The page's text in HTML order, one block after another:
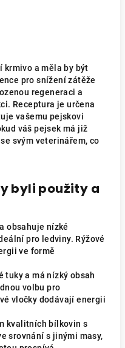
krmivo a měla by být
pro snížení zátěže
regeneraci a
Receptura je určena
vašemu pejskovi
váš pejsek má již
svým veterinářem, co
byli použity a
obsahuje nízké
pro ledviny. Rýžové
ve formě
tuky a má nízký obsah
volbu pro
vločky dodávají energii
kvalitních bílkovin s
srovnání s jinými masy,